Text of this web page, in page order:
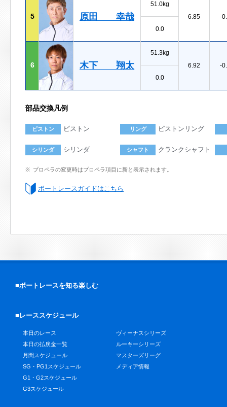
5 原田 幸哉
51.0kg
6.85
-
0.0
6 木下 翔太
51.3kg
6.92
-
0.0
部品交換凡例
ピストン ピストン リング ピストンリング
シリンダ シリンダ シャフト クランクシャフト
プロペラの変更時はプロペラ項目に新と表示されます。
ボートレースガイドはこちら
■ボートレースを知る楽しむ
■レーススケジュール
本日のレース
本日の払戻金一覧
月間スケジュール
SG・PG1スケジュール
G1・G2スケジュール
G3スケジュール
ヴィーナスシリーズ
ルーキーシリーズ
マスターズリーグ
メディア情報